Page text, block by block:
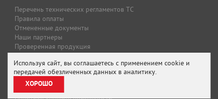
Перечень технических регламентов ТС
Правила оплаты
Отмененные документы
Наши партнеры
Проверенная продукция
Оплата и доставка
Специальные предложения
Предложение для партнеров
Подписаться на рассылку
Используя сайт, вы соглашаетесь с применением cookie и
передачей обезличенных данных в аналитику.
ХОРОШО